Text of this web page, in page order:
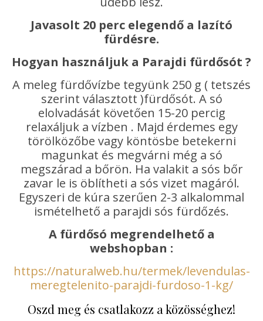
Javasolt 20 perc elegendő a lazító
fürdésre.
Hogyan használjuk a Parajdi fürdősót ?
A meleg fürdővízbe tegyünk 250 g ( tetszés
szerint választott )fürdősót. A só
elolvadását követően 15-20 percig
relaxáljuk a vízben . Majd érdemes egy
törölközőbe vagy köntösbe betekerni
magunkat és megvárni még a só
megszárad a bőrön. Ha valakit a sós bőr
zavar le is öblítheti a sós vizet magáról.
Egyszeri de kúra szerűen 2-3 alkalommal
ismételhető a parajdi sós fürdőzés.
A fürdősó megrendelhető a
webshopban :
https://naturalweb.hu/termek/levendulas-
meregtelenito-parajdi-furdoso-1-kg/
Oszd meg és csatlakozz a közösséghez!